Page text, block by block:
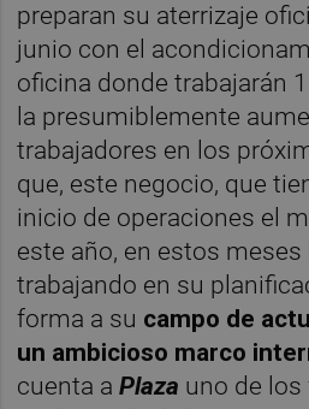
preparan su aterrizaje
junio con el
oficina donde trabajarán
la presumiblemente
trabajadores en los
que, este negocio, que
inicio de operaciones el
este año, en estos meses
trabajando en su
forma a su campo de
un ambicioso marco
cuenta a Plaza uno de